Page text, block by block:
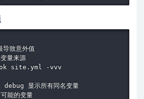
致意外值
量来源
site.yml -vvv
debug 显示所有同名变量
能的变量